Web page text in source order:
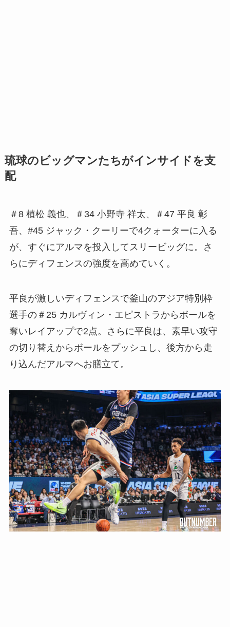
琉球のビッグマンたちがインサイドを支
配
＃8 植松 義也、＃34 小野寺 祥太、＃47 平良 彰
吾、#45 ジャック・クーリーで4クォーターに入る
が、すぐにアルマを投入してスリービッグに。さ
らにディフェンスの強度を高めていく。
平良が激しいディフェンスで釜山のアジア特別枠
選手の＃25 カルヴィン・エピストラからボールを
奪いレイアップで2点。さらに平良は、素早い攻守
の切り替えからボールをプッシュし、後方から走
り込んだアルマへお膳立て。